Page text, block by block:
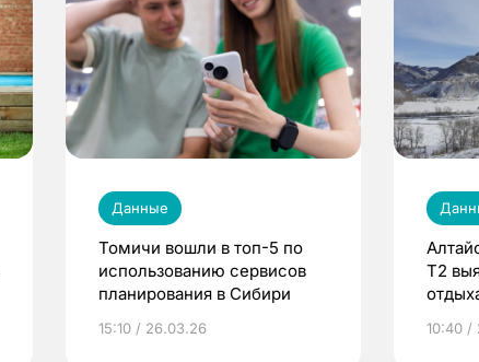
Данные
Томичи вошли в топ-5 по
использованию сервисов
планирования в Сибири
15:10 / 26.03.26
T2
10:40 /